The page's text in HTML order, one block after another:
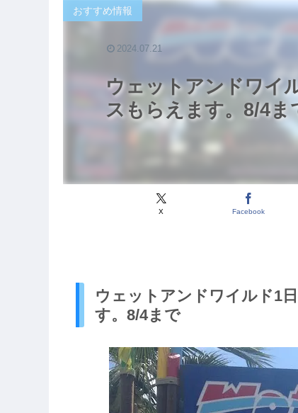
ウェットアンドワイ
スもらえます。8/4ま
おすすめ情報
X Facebook
2024.07.21
ウェットアンドワイルド1
す。8/4まで